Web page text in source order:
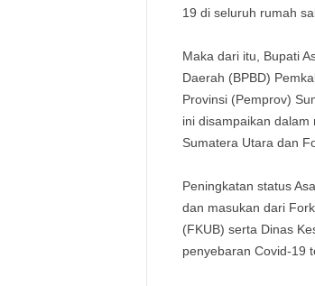
19 di seluruh rumah
Maka dari itu, Bupati
Daerah (BPBD)
Provinsi (Pemprov)
ini disampaikan
Sumatera Utara dan
Peningkatan status
dan masukan dari
(FKUB) serta Dinas
penyebaran Covid-19